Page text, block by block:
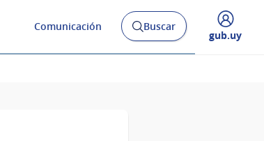
Comunicación
AbrirBuscar
Desplegar
gub.uy